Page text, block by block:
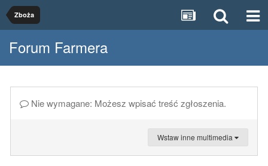
Zboża
Forum Farmera
Nie wymagane: Możesz wpisać treść zgłoszenia.
Wstaw inne multimedia